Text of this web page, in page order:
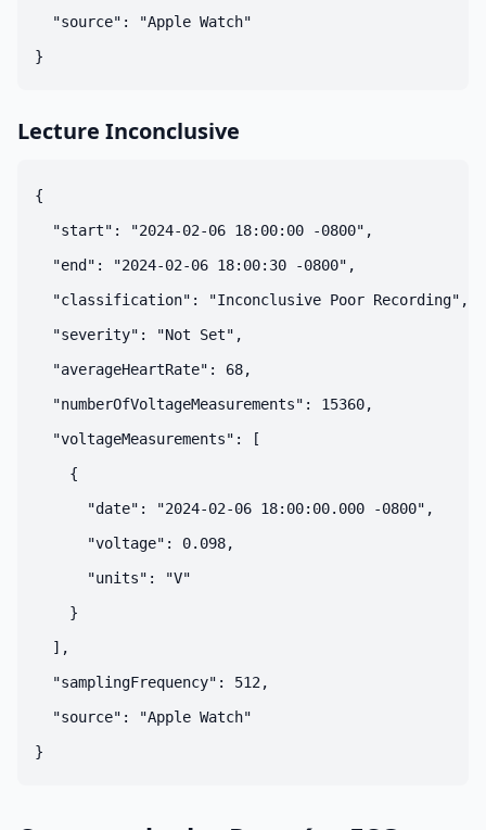
  "source": "Apple Watch"
Lecture Inconclusive
{
  "start": "2024-02-06 18:00:00 -0800",
  "end": "2024-02-06 18:00:30 -0800",
  "classification": "Inconclusive Poor Recording",
  "severity": "Not Set",
  "averageHeartRate": 68,
  "numberOfVoltageMeasurements": 15360,
  "voltageMeasurements": [
    {
      "date": "2024-02-06 18:00:00.000 -0800",
      "voltage": 0.098,
      "units": "V"
    }
  ],
  "samplingFrequency": 512,
  "source": "Apple Watch"